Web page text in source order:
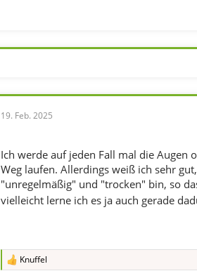
19. Feb. 2025
Ich werde auf jeden Fall mal die Augen
Weg laufen. Allerdings weiß ich sehr
"unregelmäßig" und "trocken" bin, so
vielleicht lerne ich es ja auch gerade
R
Knuffel